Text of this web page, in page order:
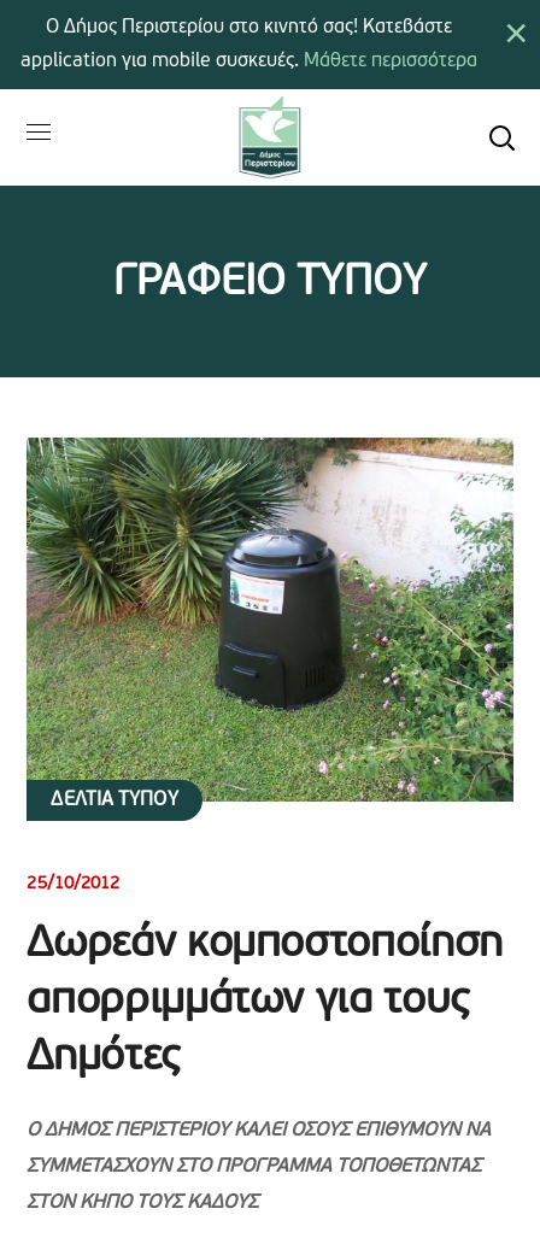
ΓΡΑΦΕΙΟ ΤΥΠΟΥ
ΔΕΛΤΙΑ ΤΥΠΟΥ
25/10/2012
Δωρεάν κομποστοποίηση
απορριμμάτων για τους
Δημότες
Ο ΔΗΜΟΣ ΠΕΡΙΣΤΕΡΙΟΥ ΚΑΛΕΙ ΟΣΟΥΣ ΕΠΙΘΥΜΟΥΝ ΝΑ
ΣΥΜΜΕΤΑΣΧΟΥΝ ΣΤΟ ΠΡΟΓΡΑΜΜΑ ΤΟΠΟΘΕΤΩΝΤΑΣ
ΣΤΟΝ ΚΗΠΟ ΤΟΥΣ ΚΑΔΟΥΣ
×
Ο Δήμος Περιστερίου στο κινητό σας! Κατεβάστε
application για mobile συσκευές. Μάθετε περισσότερα